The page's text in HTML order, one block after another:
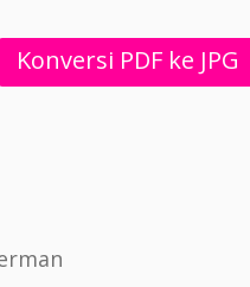
Konversi PDF ke JPG